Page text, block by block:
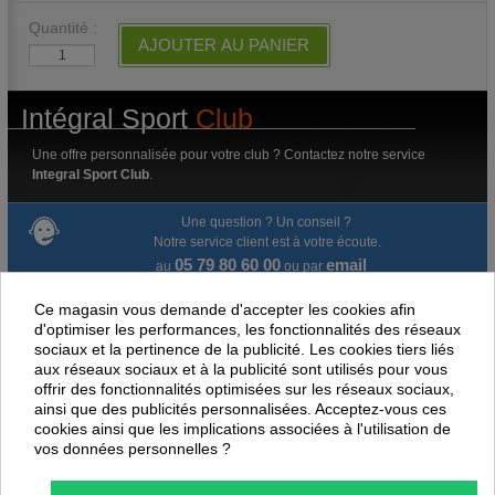
Quantité :
AJOUTER AU PANIER
Intégral Sport Club
Une offre personnalisée pour votre club ? Contactez notre service
Integral Sport Club
Une question ? Un conseil ?
Notre service client est à votre écoute.
au 05 79 80 60 00ou par email
Livraison gratuite dès 100 € d'achat.
Paiement en ligne 100% sécurisé
Paiement par virement
Satisfait ou remboursé jusqu'à 60 jours
Ce magasin vous demande d'accepter les cookies afin
d'optimiser les performances, les fonctionnalités des réseaux
sociaux et la pertinence de la publicité. Les cookies tiers liés
aux réseaux sociaux et à la publicité sont utilisés pour vous
offrir des fonctionnalités optimisées sur les réseaux sociaux,
ainsi que des publicités personnalisées. Acceptez-vous ces
cookies ainsi que les implications associées à l'utilisation de
vos données personnelles ?